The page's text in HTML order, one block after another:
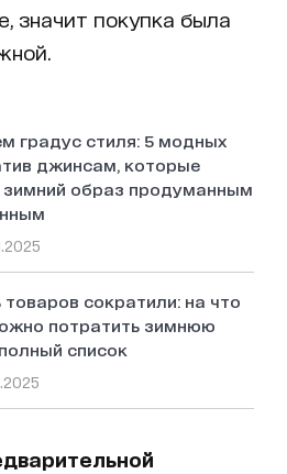
значит покупка была
градус стиля: 5 модных
джинсам, которые
образ продуманным
товаров сократили: на что
потратить зимнюю
список